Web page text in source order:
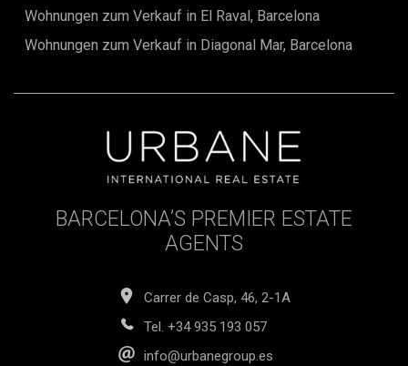
umgebenden architektonischen Charme harmoniert.Mit
seinen makellosen Ausführungen, hochwertigen
Ausstattungsmerkmalen und erstklassigen Lage in einem
und Investitionen. Verpassen Sie nicht die Chance, Ihr
grenzenlosen Möglichkeiten zu nutzen, die es bietet.
Wohnungen zum Verkauf in El Raval, Barcelona
Wohnungen zum Verkauf in Diagonal Mar, Barcelona
BARCELONA’S PREMIER ESTATE
AGENTS
Carrer de Casp, 46, 2-1A
Tel. +34 935 193 057
info@urbanegroup.es